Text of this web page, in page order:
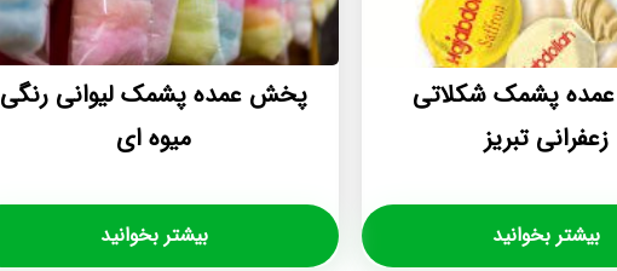
پشمک شکلاتی
زعفرانی تبریز
بیشتر بخوانید
پخش عمده پشمک لیوانی رنگی
میوه ای
بیشتر بخوانید